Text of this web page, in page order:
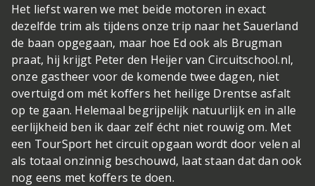
Het liefst waren we met beide motoren in exact
dezelfde trim als tijdens onze trip naar het Sauerland
de baan opgegaan, maar hoe Ed ook als Brugman
praat, hij krijgt Peter den Heijer van Circuitschool.nl,
onze gastheer voor de komende twee dagen, niet
overtuigd om mét koffers het heilige Drentse asfalt
op te gaan. Helemaal begrijpelijk natuurlijk en in alle
eerlijkheid ben ik daar zelf écht niet rouwig om. Met
een TourSport het circuit opgaan wordt door velen al
als totaal onzinnig beschouwd, laat staan dat dan ook
nog eens met koffers te doen.